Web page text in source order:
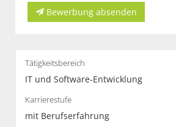
Bewerbung absenden
Tätigkeitsbereich
IT und Software-Entwicklung
Karrierestufe
mit Berufserfahrung